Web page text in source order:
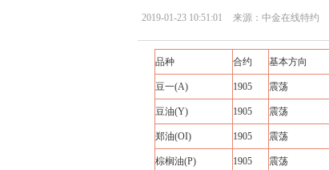
2019-01-23 10:51:01 来源：中金在线特约
品种 合约 基本方向
豆一(A) 1905 震荡
豆油(Y) 1905 震荡
郑油(OI) 1905 震荡
棕榈油(P) 1905 震荡